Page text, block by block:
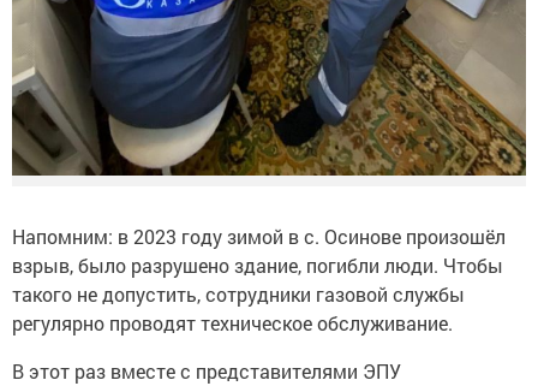
Напомним: в 2023 году зимой в с. Осинове произошёл
взрыв, было разрушено здание, погибли люди. Чтобы
такого не допустить, сотрудники газовой службы
регулярно проводят техническое обслуживание.
В этот раз вместе с представителями ЭПУ